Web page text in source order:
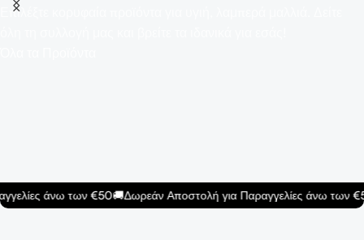
Επιλέξτε κορυφαία προϊόντα για υγιή, λαμπερά μαλλιά. Δείτε
άνω των €50🚚Δωρεάν Αποστολή για Παραγγελίες άνω των